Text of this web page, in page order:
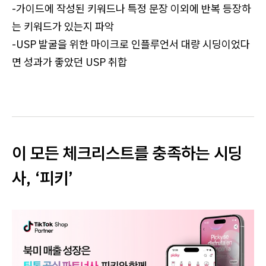
-가이드에 작성된 키워드나 특정 문장 이외에 반복 등장하
는 키워드가 있는지 파악
-USP 발굴을 위한 마이크로 인플루언서 대량 시딩이었다
면 성과가 좋았던 USP 취합
이 모든 체크리스트를 충족하는 시딩
사, ‘피키’